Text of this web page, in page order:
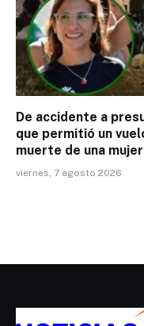
De accidente a
que permitió un
muerte de una
viernes, 7 agosto 2026